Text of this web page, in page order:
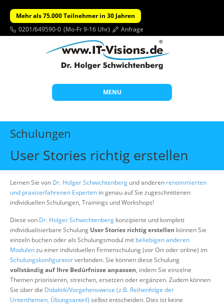
Mehr als 75.000 Teilnehmer in 30 Jahren
0201/649590-0 (Mo-Fr 9-16 Uhr) Anfrage
MENU
Start
Themen
Beratung
Offene Seminare
Über uns
Suche
Schulungen
User Stories richtig erstellen
Lernen Sie von Dr. Holger Schwichtenberg und anderen renommierten
und praxiserfahrenen Experten in genau auf Sie zugeschnittenen
individuellen Schulungen, Trainings und Workshops!
Diese von Dr. Holger Schwichtenberg konzipierte und komplett
individualisierbare Schulung User Stories richtig erstellen können Sie
einzeln buchen oder als Schulungsmodul mit beliebigen anderen
Modulenzu einer individuellen Firmenschulung (vor Ort oder online) im
Schulungskonfiguratorverbinden. Sie können diese Schulung
vollständig auf Ihre Bedürfnisse anpassen, indem Sie einzelne
Themen priorisieren, streichen, ersetzen oder ergänzen. Zudem können
Sie über die Didaktik/Vorgehensweise (z.B. Reihenfolge der
Unterthemen, Übungsanteil) selbst entscheiden. Dies ist keine